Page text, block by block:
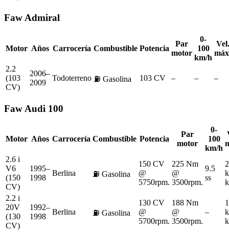
Faw Admiral
Motor Años Carrocería Combustible Potencia
Par
motor
0-
100
km/h
Vel.
2.2
(103
CV)
2006–
2009
Todoterreno ⛽ Gasolina 103 CV – – –
Faw Audi 100
Motor Años Carrocería Combustible Potencia
Par
motor
0-
100
km/h
2.6 i
V6
(150
CV)
1995–
1998
Berlina ⛽ Gasolina
150 CV
@
5750rpm.
225 Nm
@
3500rpm.
9.5
ss
2.2 i
20V
(130
CV)
1992–
1998
Berlina ⛽ Gasolina
130 CV
@
5700rpm.
188 Nm
@
3500rpm.
–